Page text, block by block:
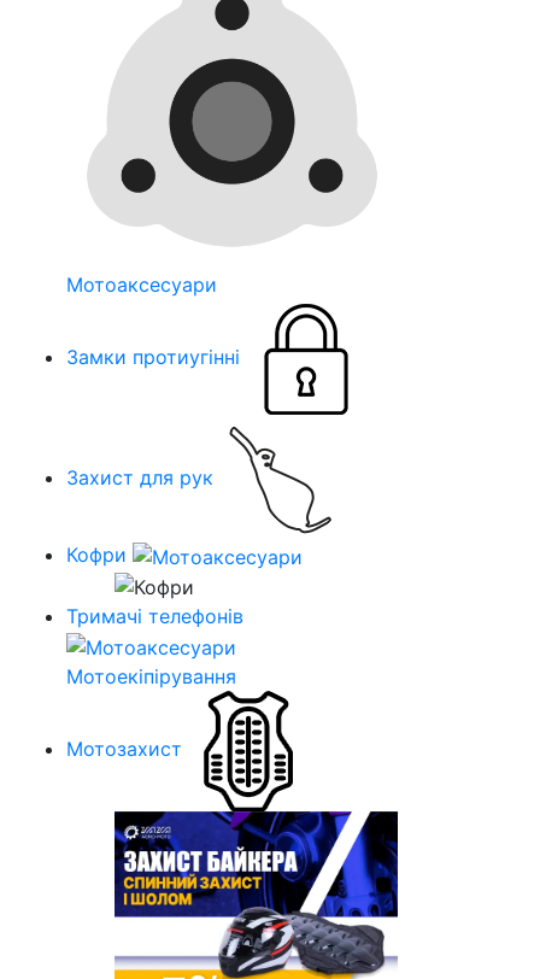
Мотоаксесуари
Замки протиугінні
Захист для рук
Кофри
Тримачі телефонів
Мотоекіпірування
Мотозахист